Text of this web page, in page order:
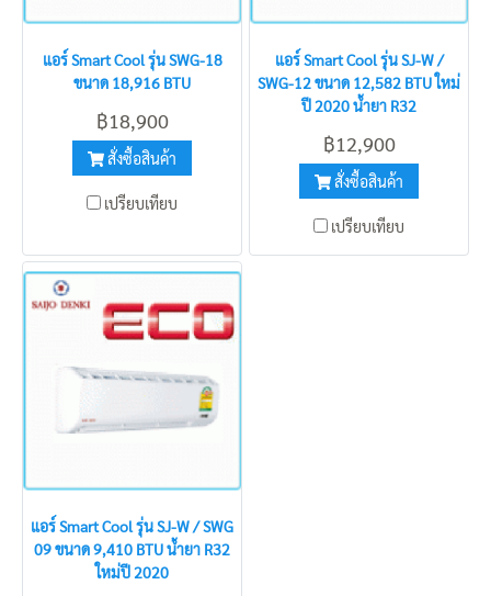
แอร์ Smart Cool รุ่น SWG-18
ขนาด 18,916 BTU
฿18,900
สั่งซื้อสินค้า
เปรียบเทียบ
แอร์ Smart Cool รุ่น SJ-W /
SWG-12 ขนาด 12,582 BTU ใหม่
ปี 2020 น้ำยา R32
฿12,900
สั่งซื้อสินค้า
เปรียบเทียบ
แอร์ Smart Cool รุ่น SJ-W / SWG
09 ขนาด 9,410 BTU น้ำยา R32
ใหม่ปี 2020